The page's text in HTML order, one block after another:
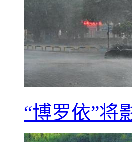
“博罗依”将